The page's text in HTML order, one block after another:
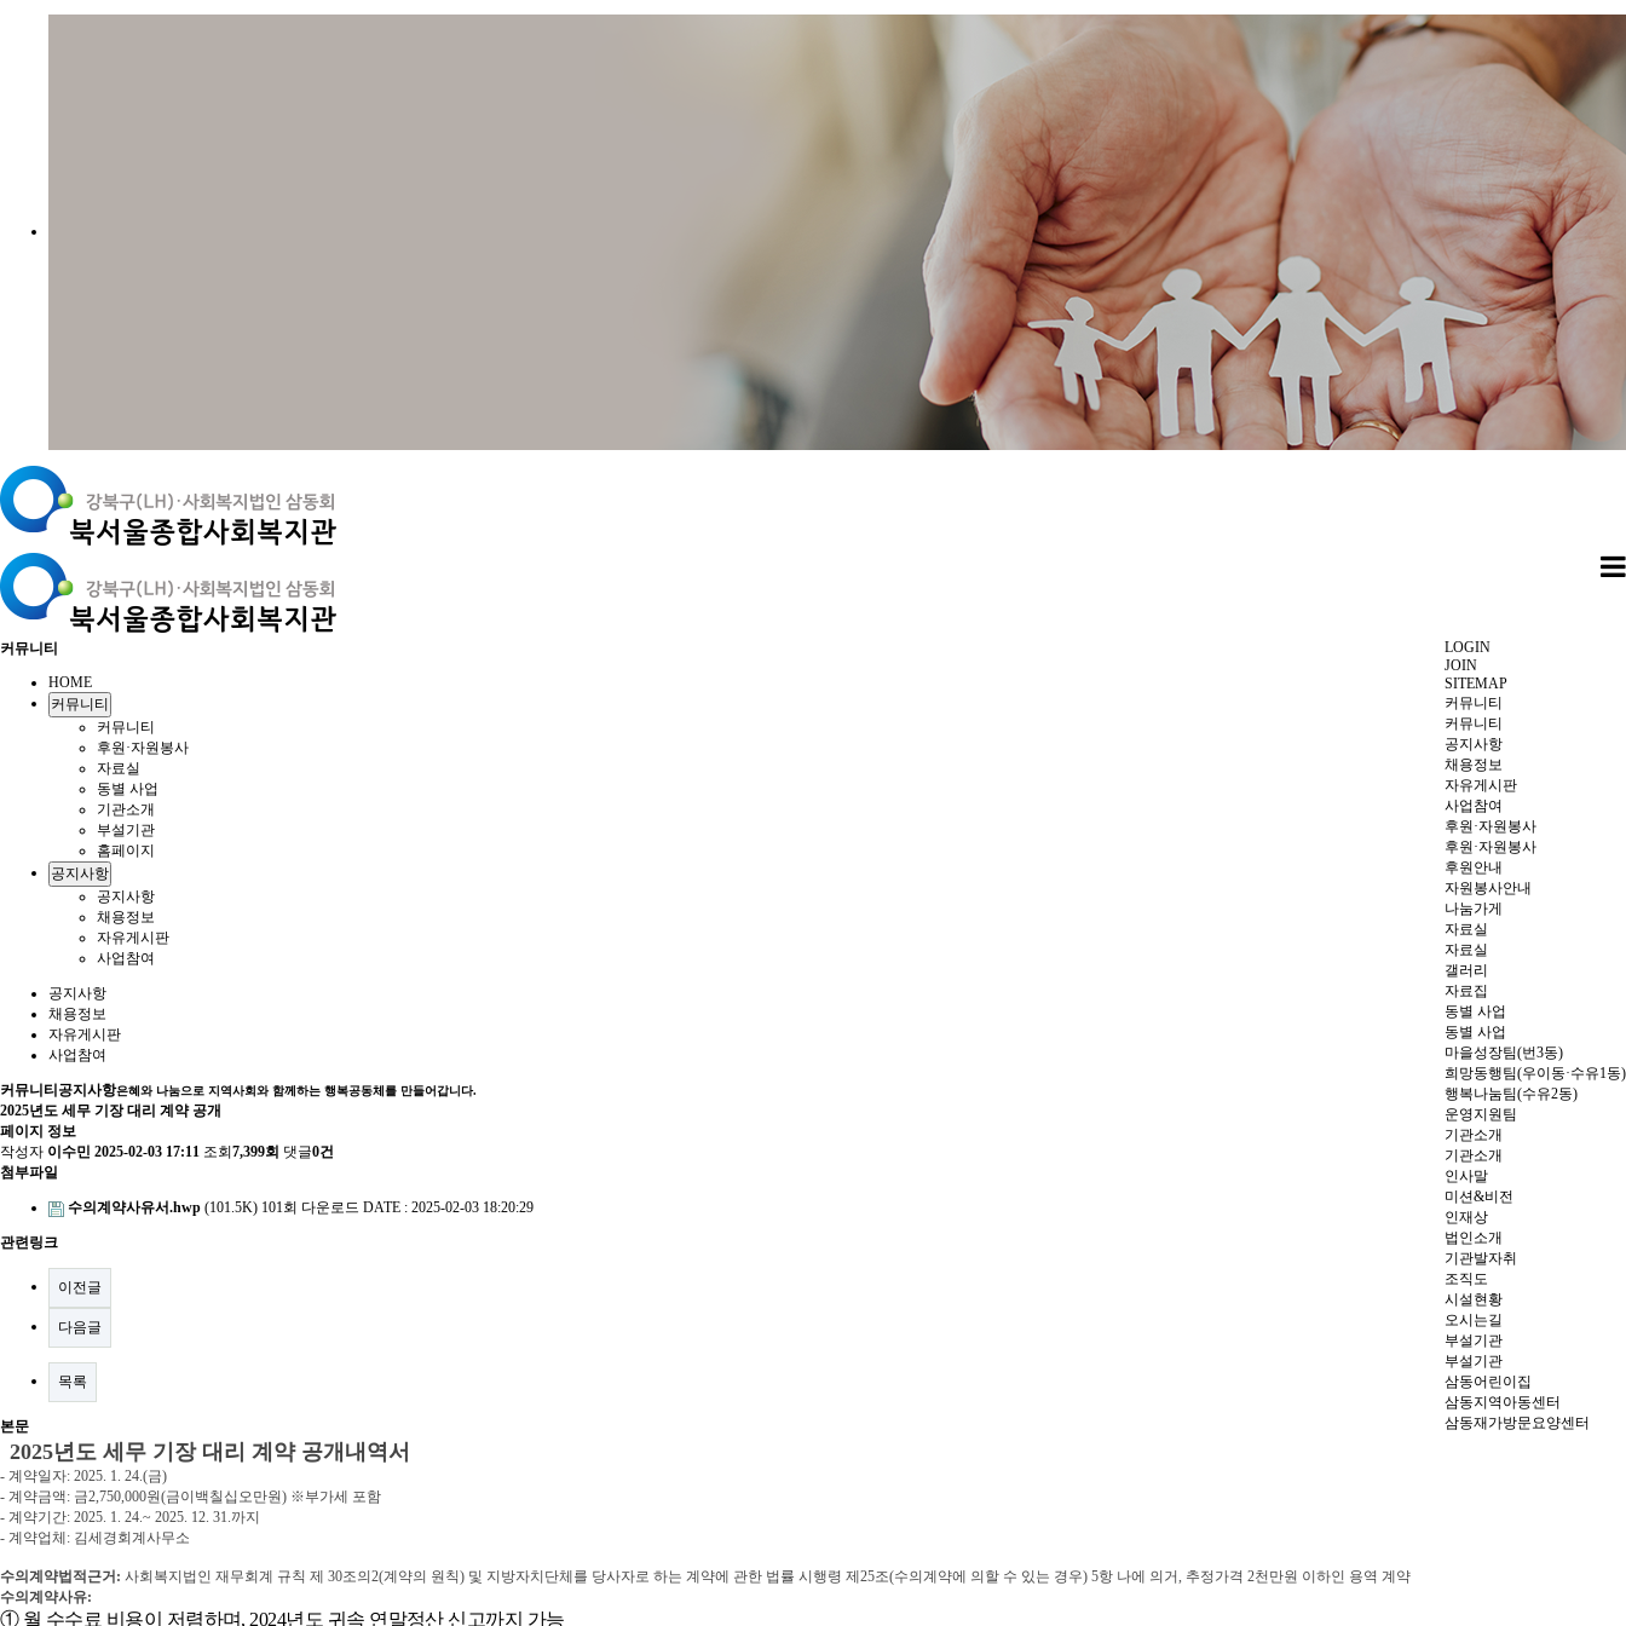
LOGIN
JOIN
SITEMAP
커뮤니티
커뮤니티
공지사항
채용정보
자유게시판
사업참여
후원·자원봉사
후원·자원봉사
후원안내
자원봉사안내
나눔가게
자료실
자료실
갤러리
자료집
동별 사업
동별 사업
마을성장팀(번3동)
희망동행팀(우이동·수유1동)
행복나눔팀(수유2동)
운영지원팀
기관소개
기관소개
인사말
미션&비전
인재상
법인소개
기관발자취
조직도
시설현황
오시는길
부설기관
부설기관
삼동어린이집
삼동지역아동센터
삼동재가방문요양센터
커뮤니티
HOME
커뮤니티
커뮤니티
후원·자원봉사
자료실
동별 사업
기관소개
부설기관
홈페이지
공지사항
공지사항
채용정보
자유게시판
사업참여
공지사항
채용정보
자유게시판
사업참여
커뮤니티 공지사항은혜와 나눔으로 지역사회와 함께하는 행복공동체를 만들어갑니다.
2025년도 세무 기장 대리 계약 공개
페이지 정보
작성자 이수민 2025-02-03 17:11 조회 7,399회 댓글0건
첨부파일
수의계약사유서.hwp (101.5K) 101회 다운로드 DATE : 2025-02-03 18:20:29
관련링크
이전글
다음글
목록
본문
2025년도 세무 기장 대리 계약 공개내역서
- 계약일자: 2025. 1. 24.(금)
- 계약금액: 금2,750,000원(금이백칠십오만원) ※부가세 포함
- 계약기간: 2025. 1. 24.~ 2025. 12. 31.까지
- 계약업체 : 김세경회계사무소
수의계약법적근거 : 사회복지법인 재무회계 규칙 제 30조의 2(계약의 원칙) 및 지방자치단체를 당사자로 하는 계약에 관한 법률 시행령 제 25조(수의계약에 의할 수 있는 경우) 5항 나에 의거, 추정가격 2천만원 이하인 용역 계약
수의계약사유:
① 월 수수료 비용이 저렴하며, 2024년도 귀속 연말정산 신고까지 가능